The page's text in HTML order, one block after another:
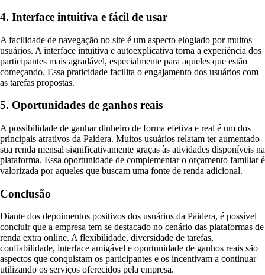
4. Interface intuitiva e fácil de usar
A facilidade de navegação no site é um aspecto elogiado por muitos
usuários. A interface intuitiva e autoexplicativa torna a experiência dos
participantes mais agradável, especialmente para aqueles que estão
começando. Essa praticidade facilita o engajamento dos usuários com
as tarefas propostas.
5. Oportunidades de ganhos reais
A possibilidade de ganhar dinheiro de forma efetiva e real é um dos
principais atrativos da Paidera. Muitos usuários relatam ter aumentado
sua renda mensal significativamente graças às atividades disponíveis na
plataforma. Essa oportunidade de complementar o orçamento familiar é
valorizada por aqueles que buscam uma fonte de renda adicional.
Conclusão
Diante dos depoimentos positivos dos usuários da Paidera, é possível
concluir que a empresa tem se destacado no cenário das plataformas de
renda extra online. A flexibilidade, diversidade de tarefas,
confiabilidade, interface amigável e oportunidade de ganhos reais são
aspectos que conquistam os participantes e os incentivam a continuar
utilizando os serviços oferecidos pela empresa.